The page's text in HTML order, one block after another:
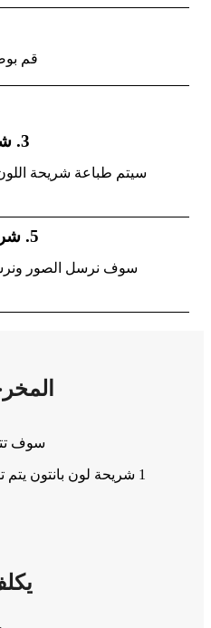
قم
3. شريحة الطباعة (6-8 أيام)
5. شريحة السفينة (7-10 أيام)
سوف نرسل الصور
سوف
1 شريحة لون بانتون يتم توصيلها إلى باب منزلك